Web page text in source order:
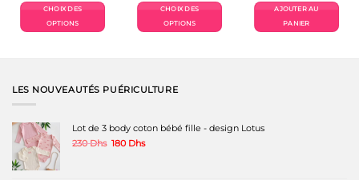
initial
était :
130 Dhs.
actuel
CHOIX DES
OPTIONS
variations.
être
choisies
initial
était :
140 Dhs.
actuel
CHOIX DES
OPTIONS
être
AJOUTER AU
PANIER
LES NOUVEAUTÉS PUÉRICULTURE
Lot de 3 body coton bébé fille - design Lotus
230Dhs Le
180 DhsLe